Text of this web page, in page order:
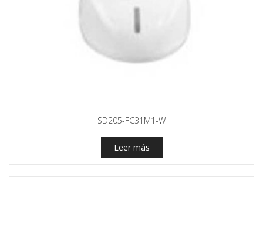
SD205-FC31M1-W
Leer más